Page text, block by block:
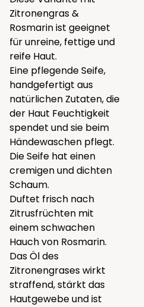
Zitronengras &
Rosmarin ist geeignet
für unreine, fettige und
reife Haut.
Eine pflegende Seife,
handgefertigt aus
natürlichen Zutaten, die
der Haut Feuchtigkeit
spendet und sie beim
Händewaschen pflegt.
Die Seife hat einen
cremigen und dichten
Schaum.
Duftet frisch nach
Zitrusfrüchten mit
einem schwachen
Hauch von Rosmarin.
Das Öl des
Zitronengrases wirkt
straffend, stärkt das
Hautgewebe und ist